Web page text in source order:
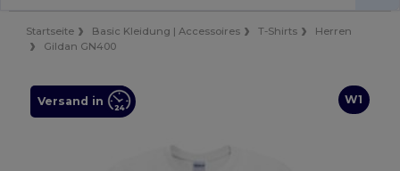
Startseite Basic Kleidung | Accessoires T-Shirts
Herren
Gildan GN400
W1
Versand in